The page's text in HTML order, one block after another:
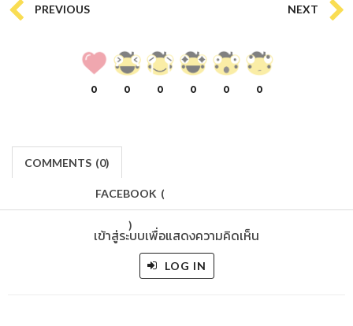
PREVIOUS NEXT
0 0 0 0 0 0
COMMENTS (0)
FACEBOOK (
)
เข้าสู่ระบบเพื่อแสดงความคิดเห็น
LOG IN